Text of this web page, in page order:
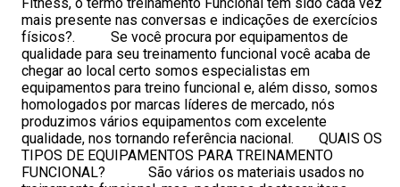
mais presente nas conversas e indicações de exercícios
físicos?. Se você procura por equipamentos de
qualidade para seu treinamento funcional você acaba de
chegar ao local certo somos especialistas em
equipamentos para treino funcional e, além disso, somos
homologados por marcas líderes de mercado, nós
produzimos vários equipamentos com excelente
qualidade, nos tornando referência nacional. QUAIS OS
TIPOS DE EQUIPAMENTOS PARA TREINAMENTO
FUNCIONAL? São vários os materiais usados no